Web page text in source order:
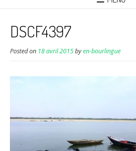
DSCF4397
Posted on 18 avril 2015byen-bourlingue